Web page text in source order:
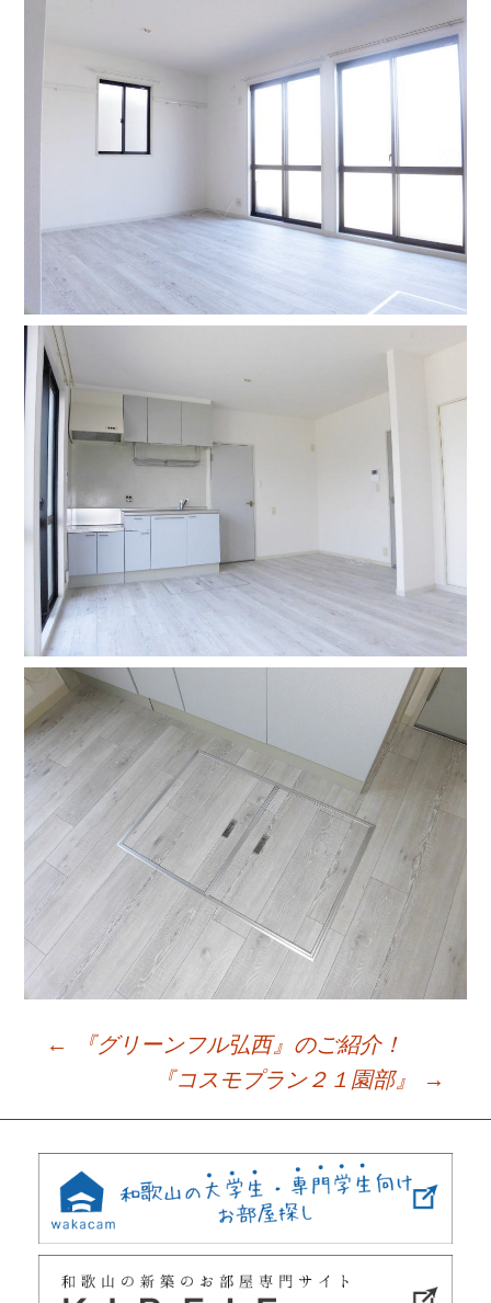
navigation
←
『グリーンフル弘西』のご紹介！
『コスモプラン２１園部』
→